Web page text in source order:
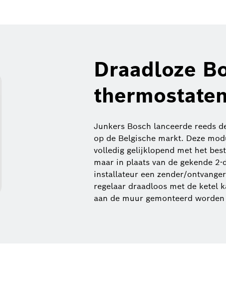
Draadloze
Junkers Bosch lanceerde reeds
op de Belgische markt. Deze
volledig gelijklopend met het
maar in plaats van de gekende
installateur een zender/
regelaar draadloos met de ketel
aan de muur gemonteerd